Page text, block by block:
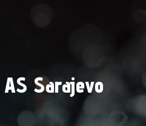
Sarajevo